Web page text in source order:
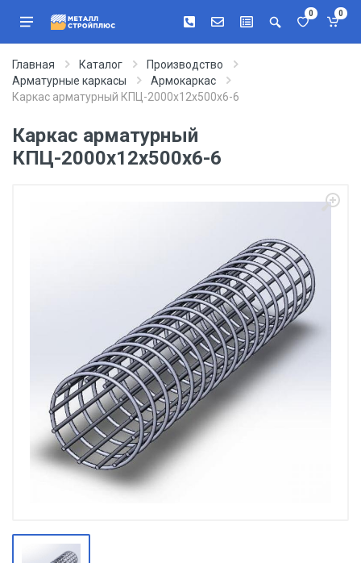
0 0
Главная Каталог
Производство
Арматурные каркасы
Армокаркас
Каркас арматурный КПЦ-2000х12х500х6-6
Каркас арматурный
КПЦ-2000х12х500х6-6